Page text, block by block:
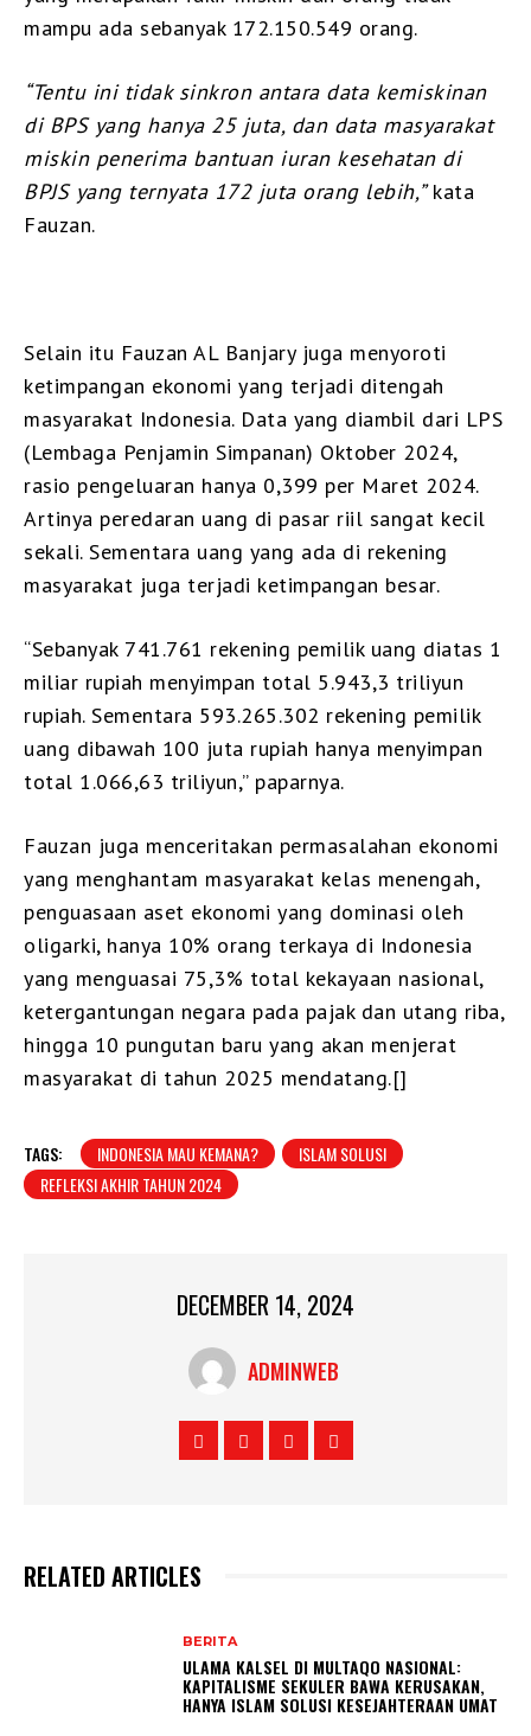
mampu ada sebanyak 172.150.549 orang.
“Tentu ini tidak sinkron antara data kemiskinan
di BPS yang hanya 25 juta, dan data masyarakat
miskin penerima bantuan iuran kesehatan di
BPJS yang ternyata 172 juta orang lebih,”kata
Fauzan.
Selain itu Fauzan AL Banjary juga menyoroti
ketimpangan ekonomi yang terjadi ditengah
masyarakat Indonesia. Data yang diambil dari LPS
(Lembaga Penjamin Simpanan) Oktober 2024,
rasio pengeluaran hanya 0,399 per Maret 2024.
Artinya peredaran uang di pasar riil sangat kecil
sekali. Sementara uang yang ada di rekening
masyarakat juga terjadi ketimpangan besar.
“Sebanyak 741.761 rekening pemilik uang diatas 1
miliar rupiah menyimpan total 5.943,3 triliyun
rupiah. Sementara 593.265.302 rekening pemilik
uang dibawah 100 juta rupiah hanya menyimpan
total 1.066,63 triliyun,” paparnya.
Fauzan juga menceritakan permasalahan ekonomi
yang menghantam masyarakat kelas menengah,
penguasaan aset ekonomi yang dominasi oleh
oligarki, hanya 10% orang terkaya di Indonesia
yang menguasai 75,3% total kekayaan nasional,
ketergantungan negara pada pajak dan utang riba,
hingga 10 pungutan baru yang akan menjerat
masyarakat di tahun 2025 mendatang.[]
TAGS: INDONESIA MAU KEMANA?
ISLAM SOLUSI
REFLEKSI AKHIR TAHUN 2024
DECEMBER 14, 2024
ADMINWEB
RELATED ARTICLES
BERITA
ULAMA KALSEL DI MULTAQO NASIONAL:
KAPITALISME SEKULER BAWA KERUSAKAN,
HANYA ISLAM SOLUSI KESEJAHTERAAN UMAT